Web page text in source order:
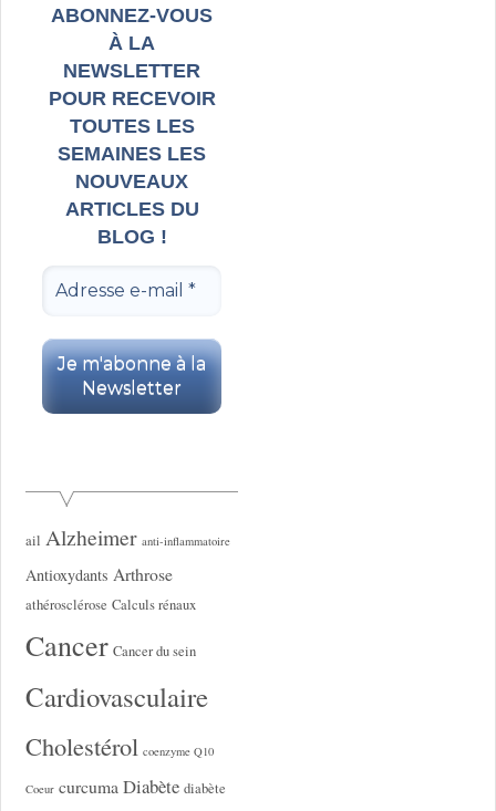
ABONNEZ-VOUS
À LA
NEWSLETTER
POUR RECEVOIR
TOUTES LES
SEMAINES LES
NOUVEAUX
ARTICLES DU
BLOG !
ail Alzheimer anti-inflammatoire
Antioxydants Arthrose
athérosclérose Calculs rénaux
Cancer Cancer du sein
Cardiovasculaire
Cholestérol coenzyme Q10
Coeur curcuma Diabète diabète